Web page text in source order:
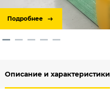
Подробнее
Описание и характеристики